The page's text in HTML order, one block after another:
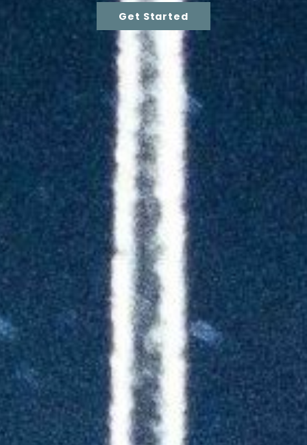
Get Started